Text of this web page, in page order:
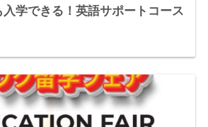
学できる！英語サポートコース